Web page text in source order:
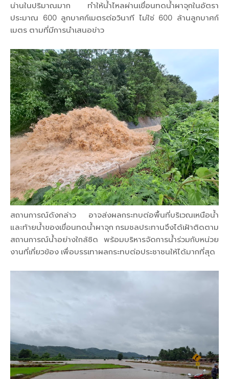
น่านในปริมาณมาก ทำให้น้ำไหลผ่านเขื่อนทดน้ำผาจุกในอัตรา
ประมาณ 600 ลูกบาศก์เมตรต่อวินาที ไม่ใช่ 600 ล้านลูกบาศก์
เมตร ตามที่มีการนำเสนอข่าว
สถานการณ์ดังกล่าว อาจส่งผลกระทบต่อพื้นที่บริเวณเหนือน้ำ
และท้ายน้ำของเขื่อนทดน้ำผาจุก กรมชลประทานจึงได้เฝ้าติดตาม
สถานการณ์น้ำอย่างใกล้ชิด พร้อมบริหารจัดการน้ำร่วมกับหน่วย
งานที่เกี่ยวข้อง เพื่อบรรเทาผลกระทบต่อประชาชนให้ได้มากที่สุด